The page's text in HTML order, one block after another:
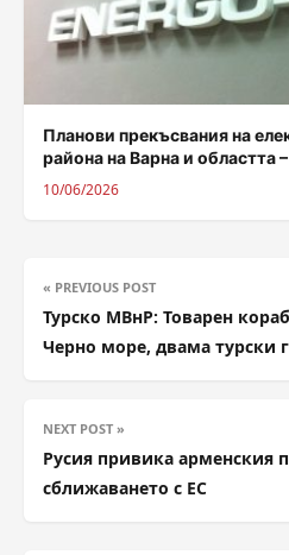
Планови прекъсвания на
района на Варна и областта
10/06/2026
« PREVIOUS POST
Турско МВнР: Товарен
Черно море, двама турски
NEXT POST »
Русия привика арменския
сближаването с ЕС